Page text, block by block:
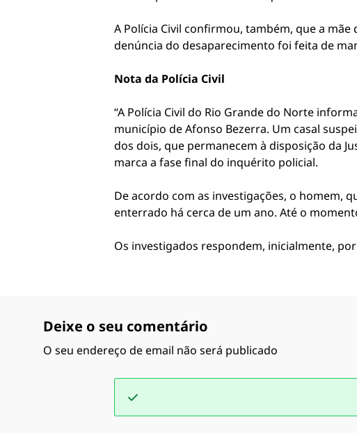
A Polícia Civil confirmou, também, que a
denúncia do desaparecimento foi feita de
Nota da Polícia Civil
“A Polícia Civil do Rio Grande do Norte
município de Afonso Bezerra. Um casal
dos dois, que permanecem à disposição da
marca a fase final do inquérito policial.
De acordo com as investigações, o homem,
enterrado há cerca de um ano. Até o
Os investigados respondem, inicialmente,
Deixe o seu comentário
O seu endereço de email não será publicado